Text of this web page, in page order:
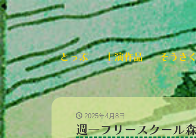
とっぷ 上演作品 そうさ
2025年4月8日
週一フリースクール